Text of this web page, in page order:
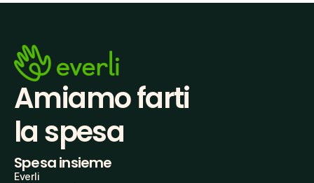
Amiamo farti
la spesa
Spesa insieme
Everli